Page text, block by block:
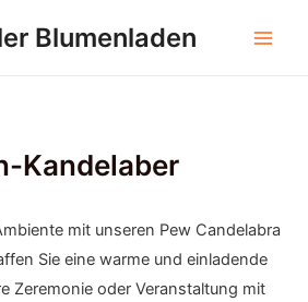
Blumenladen
Kandelaber
mit unseren Pew Candelabra
Sie eine warme und einladende
Zeremonie oder Veranstaltung mit